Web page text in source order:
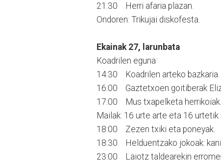
21:30 Herri afaria plazan.
Ondoren: Trikujai diskofesta.
Ekainak 27, larunbata
Koadrilen eguna
14:30 Koadrilen arteko bazkaria.
16:00 Gaztetxoen goitiberak
17:00 Mus txapelketa herrikoiak.
Mailak: 16 urte arte eta 16 urtetik
18:00 Zezen txiki eta poneyak.
18:30 Helduentzako jokoak:
23:00 Laiotz taldearekin